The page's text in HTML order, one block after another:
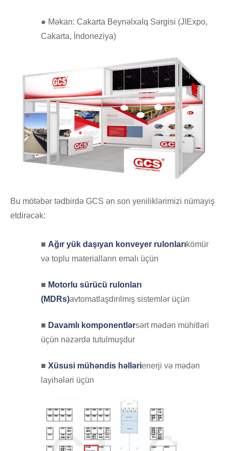
● Məkan: Cakarta Beynəlxalq Sərgisi (JIExpo,
Cakarta, İndoneziya)
Bu mötəbər tədbirdə GCS ən son yeniliklərimizi nümayiş
etdirəcək:
■ Ağır yük daşıyan konveyer rulonlarıkömür
və toplu materialların emalı üçün
■ Motorlu sürücü rulonları
(MDRs)avtomatlaşdırılmış sistemlər üçün
■ Davamlı komponentlərsərt mədən mühitləri
üçün nəzərdə tutulmuşdur
■ Xüsusi mühəndis həllərienerji və mədən
layihələri üçün